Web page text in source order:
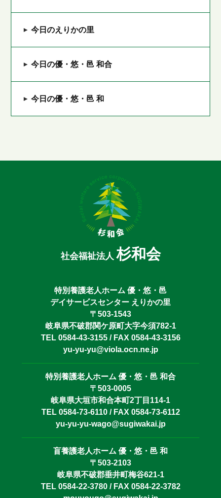
今日のえりかの里
今日の優・悠・邑 和合
今日の優・悠・邑 和
社会福祉法人杉和会
特別養護老人ホーム 優・悠・邑
デイサービスセンター えりかの里
〒503-1543
岐阜県不破郡関ケ原町大字今須782-1
TEL 0584-43-3155 / FAX 0584-43-3156
yu-yu-yu@viola.ocn.ne.jp
特別養護老人ホーム 優・悠・邑 和合
〒503-0005
岐阜県大垣市和合本町2丁目114-1
TEL 0584-73-6110 / FAX 0584-73-6112
yu-yu-yu-wago@sugiwakai.jp
盲養護老人ホーム 優・悠・邑 和
〒503-2103
岐阜県不破郡垂井町梅谷621-1
TEL 0584-22-3780 / FAX 0584-22-3782